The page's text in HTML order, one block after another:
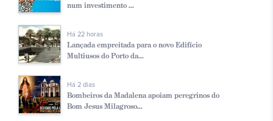
num investimento ...
Há 22 horas
Lançada empreitada para o novo Edifício
Multiusos do Porto da...
Há 2 dias
Bombeiros da Madalena apoiam peregrinos do
Bom Jesus Milagroso...